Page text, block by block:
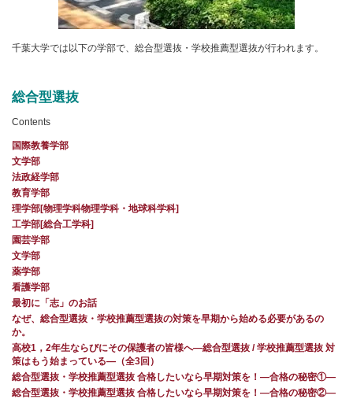
千葉大学では以下の学部で、総合型選抜・学校推薦型選抜が行われます。
総合型選抜
Contents
国際教養学部
文学部
法政経学部
教育学部
理学部[物理学科物理学科・地球科学科]
工学部[総合工学科]
園芸学部
文学部
薬学部
看護学部
最初に「志」のお話
なぜ、総合型選抜・学校推薦型選抜の対策を早期から始める必要があるの
か。
高校1，2年生ならびにその保護者の皆様へ―総合型選抜 / 学校推薦型選抜 対
策はもう始まっている―（全3回）
総合型選抜・学校推薦型選抜 合格したいなら早期対策を！—合格の秘密①—
総合型選抜・学校推薦型選抜 合格したいなら早期対策を！—合格の秘密②—